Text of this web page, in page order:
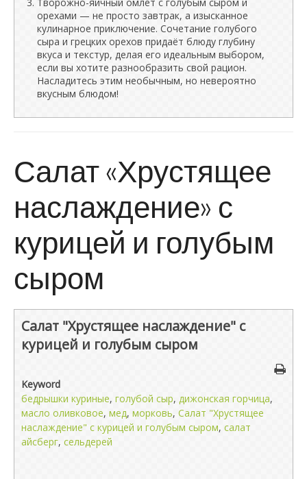
орехами — не просто завтрак, а изысканное
кулинарное приключение. Сочетание голубого
сыра и грецких орехов придаёт блюду глубину
вкуса и текстур, делая его идеальным выбором,
если вы хотите разнообразить свой рацион.
Насладитесь этим необычным, но невероятно
вкусным блюдом!
Салат «Хрустящее
наслаждение» с
курицей и голубым
сыром
Салат "Хрустящее наслаждение" с
курицей и голубым сыром
Keyword
бедрышки куриные, голубой сыр, дижонская горчица,
масло оливковое, мед, морковь, Салат "Хрустящее
наслаждение" с курицей и голубым сыром, салат
айсберг, сельдерей